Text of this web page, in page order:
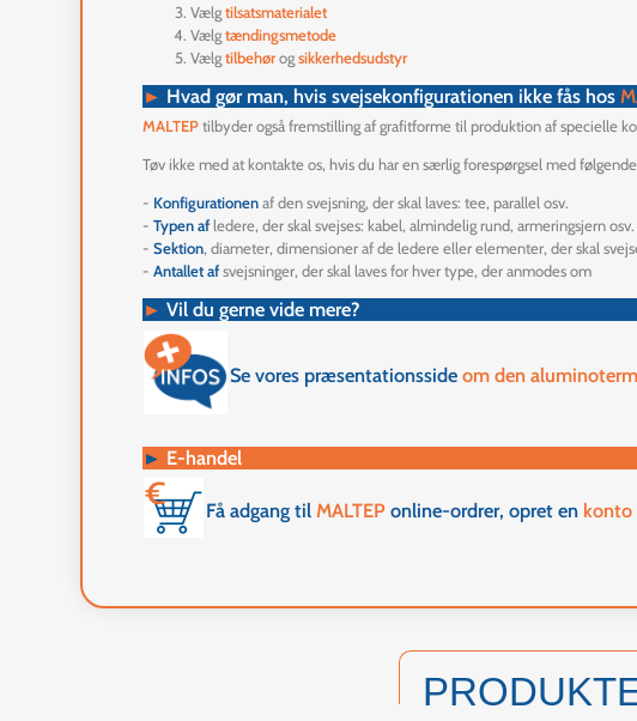
Vælgtilsatsmaterialet
Vælgtændingsmetode
Vælgtilbehørogsikkerhedsudstyr
► Hvad gør man, hvis svejsekonfigurationen ikke fås hos
MALTEPtilbyder også fremstilling af grafitforme til produktion af specielle
Tøv ikke med at kontakte os, hvis du har en særlig forespørgsel med
- Konfigurationenaf den svejsning, der skal laves: tee, parallel osv.
-Typen afledere, der skal svejses: kabel, almindelig rund, armeringsjern osv.
-Sektion, diameter, dimensioner af de ledere eller elementer, der skal
-Antallet afsvejsninger, der skal laves for hver type, der anmodes om
► Vil du gerne vide mere?
Se vores præsentationssideom den
► E-handel
Få adgang tilMALTEP online-ordrer, opret en konto